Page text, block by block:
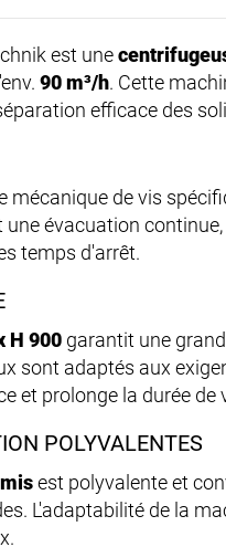
est une
90 m³/h. Cette
efficace des
mécanique de vis
une évacuation
temps d'arrêt.
H 900 garantit une
sont adaptés aux
et prolonge la durée de
POLYVALENTES
est polyvalente et
L'adaptabilité de la